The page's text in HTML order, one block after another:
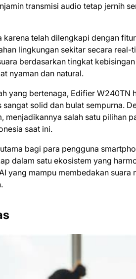
transmisi audio tetap jernih
karena telah dilengkapi dengan
lingkungan sekitar secara real-
berdasarkan tingkat
nyaman dan natural.
yang bertenaga, Edifier W240TN
solid dan bulat sempurna.
menjadikannya salah satu pilihan
saat ini.
bagi para pengguna
dalam satu ekosistem yang
yang mampu membedakan suara